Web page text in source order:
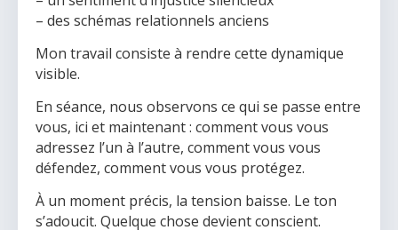
– des schémas relationnels anciens
Mon travail consiste à rendre cette dynamique
visible.
En séance, nous observons ce qui se passe entre
vous, ici et maintenant : comment vous vous
adressez l’un à l’autre, comment vous vous
défendez, comment vous vous protégez.
À un moment précis, la tension baisse. Le ton
s’adoucit. Quelque chose devient conscient.